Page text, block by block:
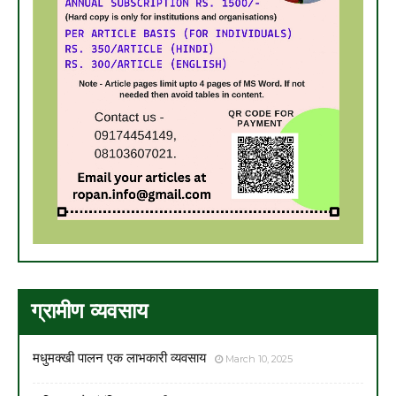
ग्रामीण व्यवसाय
मधुमक्खी पालन एक लाभकारी व्यवसाय March 10, 2025